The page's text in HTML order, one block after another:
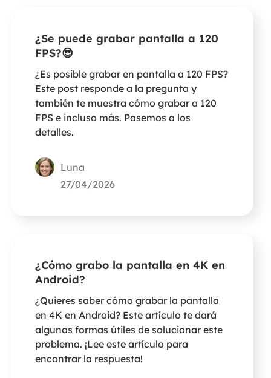
¿Se puede grabar pantalla a 120
FPS?😎
¿Es posible grabar en pantalla a 120 FPS?
Este post responde a la pregunta y
también te muestra cómo grabar a 120
FPS e incluso más. Pasemos a los
detalles.
Luna
27/04/2026
¿Cómo grabo la pantalla en 4K en
Android?
¿Quieres saber cómo grabar la pantalla
en 4K en Android? Este artículo te dará
algunas formas útiles de solucionar este
problema. ¡Lee este artículo para
encontrar la respuesta!